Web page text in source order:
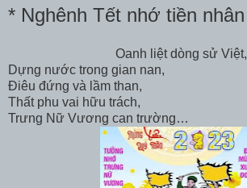
* Nghênh Tết nhớ tiền nhân
Oanh liệt dòng sử Việt,
Dựng nước trong gian nan,
Điêu đứng và lầm than,
Thất phu vai hữu trách,
Trưng Nữ Vương can trường…